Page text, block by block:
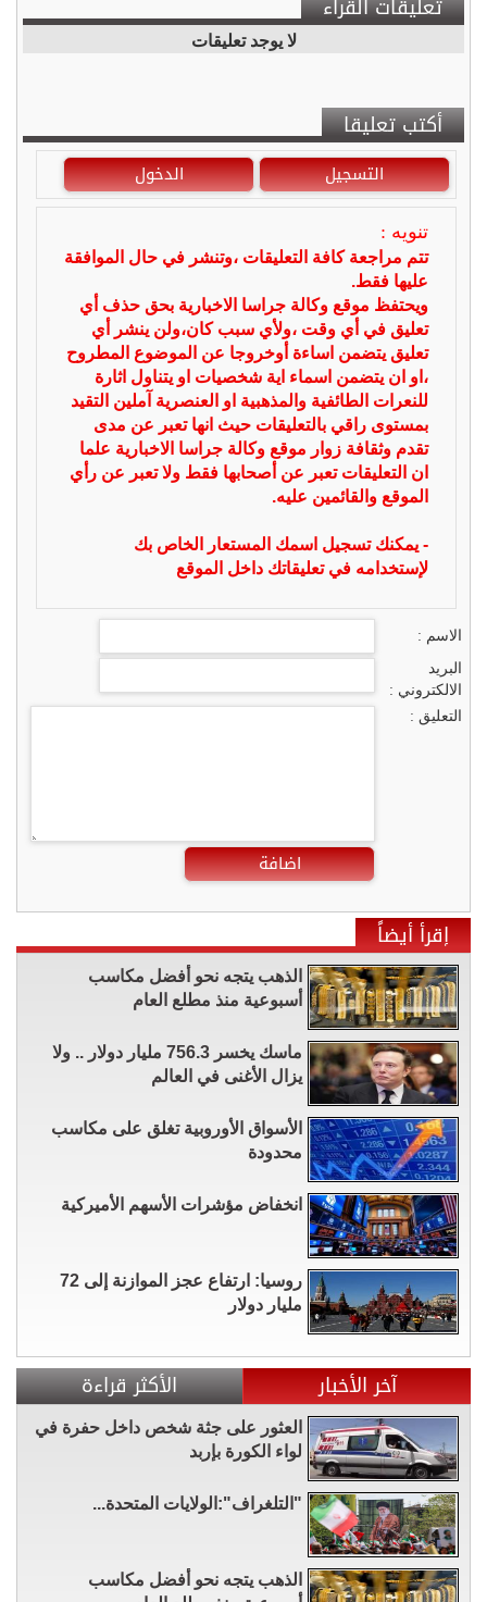
لا يوجد تعليقات
أكتب تعليقا
التسجيل الدخول
تنويه :
تتم مراجعة كافة التعليقات ،وتنشر في حال الموافقة
عليها فقط.
ويحتفظ موقع وكالة جراسا الاخبارية بحق حذف أي
تعليق في أي وقت ،ولأي سبب كان،ولن ينشر أي
تعليق يتضمن اساءة أوخروجا عن الموضوع المطروح
،او ان يتضمن اسماء اية شخصيات او يتناول اثارة
للنعرات الطائفية والمذهبية او العنصرية آملين التقيد
بمستوى راقي بالتعليقات حيث انها تعبر عن مدى
تقدم وثقافة زوار موقع وكالة جراسا الاخبارية علما
ان التعليقات تعبر عن أصحابها فقط ولا تعبر عن رأي
الموقع والقائمين عليه.
- يمكنك تسجيل اسمك المستعار الخاص بك
لإستخدامه في تعليقاتك داخل الموقع
الاسم :
البريد
الالكتروني :
التعليق :
اضافة
إقرأ أيضاً
الذهب يتجه نحو أفضل مكاسب
أسبوعية منذ مطلع العام
ماسك يخسر 756.3 مليار دولار .. ولا
يزال الأغنى في العالم
الأسواق الأوروبية تغلق على مكاسب
محدودة
انخفاض مؤشرات الأسهم الأميركية
روسيا: ارتفاع عجز الموازنة إلى 72
مليار دولار
آخر الأخبار الأكثر قراءة
العثور على جثة شخص داخل حفرة في
لواء الكورة بإربد
"التلغراف":الولايات المتحدة...
الذهب يتجه نحو أفضل مكاسب